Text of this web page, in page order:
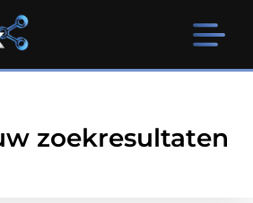
zoekresultaten